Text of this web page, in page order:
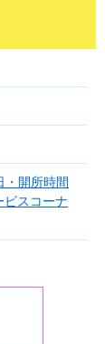
・開所時間
ビスコーナ